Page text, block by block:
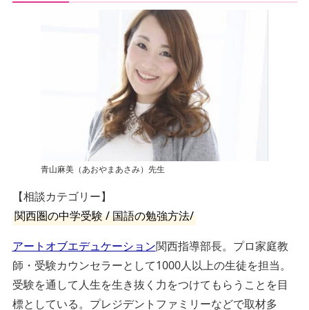
青山麻美（あおやまあさみ）先生
【相談カテゴリー】
関西圏の中学受験 / 国語の勉強方法/
アートオブエデュケーション関西指導部長。プロ家庭教
師・受験カウンセラーとして1000人以上の生徒を担当。
受験を通して人生を生き抜く力をつけてもらうことを目
標としている。プレジデントファミリーなどで取材多